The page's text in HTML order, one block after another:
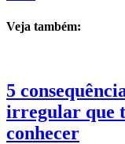
Veja também:
5
irregular que
conhecer